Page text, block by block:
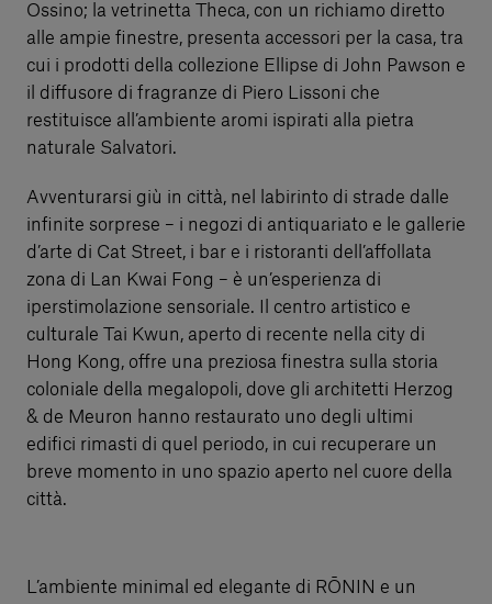
Ossino; la vetrinetta Theca, con un richiamo diretto
alle ampie finestre, presenta accessori per la casa, tra
cui i prodotti della collezione Ellipse di John Pawson e
il diffusore di fragranze di Piero Lissoni che
restituisce all’ambiente aromi ispirati alla pietra
naturale Salvatori.
Avventurarsi giù in città, nel labirinto di strade dalle
infinite sorprese – i negozi di antiquariato e le gallerie
d’arte di Cat Street, i bar e i ristoranti dell’affollata
zona di Lan Kwai Fong – è un’esperienza di
iperstimolazione sensoriale. Il centro artistico e
culturale Tai Kwun, aperto di recente nella city di
Hong Kong, offre una preziosa finestra sulla storia
coloniale della megalopoli, dove gli architetti Herzog
& de Meuron hanno restaurato uno degli ultimi
edifici rimasti di quel periodo, in cui recuperare un
breve momento in uno spazio aperto nel cuore della
città.
L’ambiente minimal ed elegante di RŌNIN e un